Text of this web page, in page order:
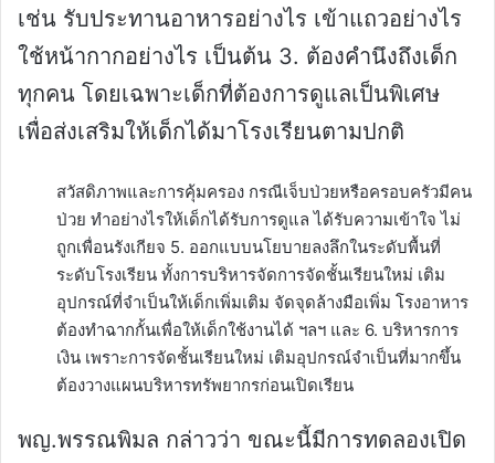
เช่น รับประทานอาหารอย่างไร เข้าแถวอย่างไร
ใช้หน้ากากอย่างไร เป็นต้น 3. ต้องคำนึงถึงเด็ก
ทุกคน โดยเฉพาะเด็กที่ต้องการดูแลเป็นพิเศษ
เพื่อส่งเสริมให้เด็กได้มาโรงเรียนตามปกติ
สวัสดิภาพและการคุ้มครอง กรณีเจ็บป่วยหรือครอบครัวมีคน
ป่วย ทำอย่างไรให้เด็กได้รับการดูแล ได้รับความเข้าใจ ไม่
ถูกเพื่อนรังเกียจ 5. ออกแบบนโยบายลงลึกในระดับพื้นที่
ระดับโรงเรียน ทั้งการบริหารจัดการจัดชั้นเรียนใหม่ เติม
อุปกรณ์ที่จำเป็นให้เด็กเพิ่มเติม จัดจุดล้างมือเพิ่ม โรงอาหาร
ต้องทำฉากกั้นเพื่อให้เด็กใช้งานได้ ฯลฯ และ 6. บริหารการ
เงิน เพราะการจัดชั้นเรียนใหม่ เติมอุปกรณ์จำเป็นที่มากขึ้น
ต้องวางแผนบริหารทรัพยากรก่อนเปิดเรียน
พญ.พรรณพิมล กล่าวว่า ขณะนี้มีการทดลองเปิด